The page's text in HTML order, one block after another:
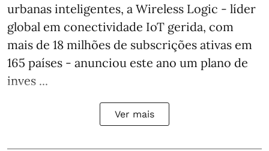
urbanas inteligentes, a Wireless Logic - líder
global em conectividade IoT gerida, com
mais de 18 milhões de subscrições ativas em
165 países - anunciou este ano um plano de
inves ...
Ver mais